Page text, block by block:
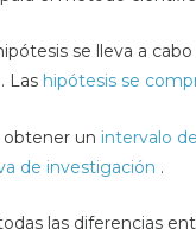
se lleva a
Las hipótesis se
obtener un intervalo
de investigación .
las diferencias